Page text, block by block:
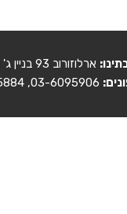
ארלוזורוב 93 בניין ג' חדר 4, תל-אביב